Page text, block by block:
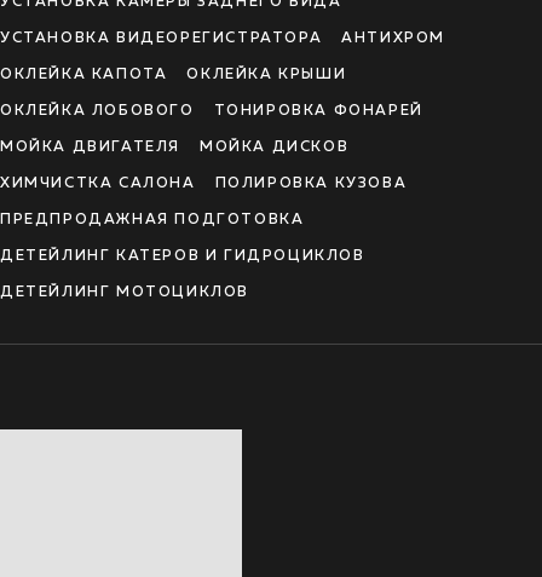
УСТАНОВКА ВИДЕОРЕГИСТРАТОРА АНТИХРОМ
ОКЛЕЙКА КАПОТА ОКЛЕЙКА КРЫШИ
ОКЛЕЙКА ЛОБОВОГО ТОНИРОВКА ФОНАРЕЙ
МОЙКА ДВИГАТЕЛЯ МОЙКА ДИСКОВ
ХИМЧИСТКА САЛОНА ПОЛИРОВКА КУЗОВА
ПРЕДПРОДАЖНАЯ ПОДГОТОВКА
ДЕТЕЙЛИНГ КАТЕРОВ И ГИДРОЦИКЛОВ
ДЕТЕЙЛИНГ МОТОЦИКЛОВ